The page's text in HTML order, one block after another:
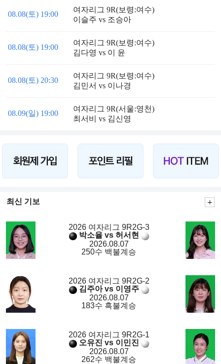
08.08(토) 19:00
여자리그 9R(보령:여수)
이슬주 vs 조승아
08.08(토) 19:00
여자리그 9R(보령:여수)
김다영 vs 이 윤
08.08(토) 20:30
여자리그 9R(보령:여수)
김민서 vs 이나경
08.09(일) 19:00
여자리그 9R(서울:영천)
최서비 vs 김신영
최신 기보
2026 여자리그 9R2G-3
박소율 vs 허서현
2026.08.07
250수 백불계승
2026 여자리그 9R2G-2
김주아 vs 이영주
2026.08.07
183수 흑불계승
2026 여자리그 9R2G-1
오유진 vs 이민진
2026.08.07
262수 백불계승